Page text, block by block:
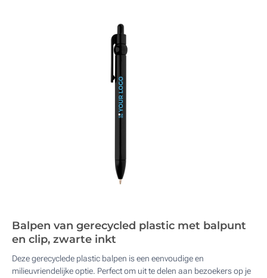
Balpen van gerecycled plastic met balpunt
en clip, zwarte inkt
Deze gerecyclede plastic balpen is een eenvoudige en
milieuvriendelijke optie. Perfect om uit te delen aan bezoekers op je